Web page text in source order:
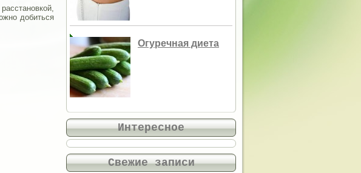
добиться
Огуречная диета
Интересное
Свежие записи